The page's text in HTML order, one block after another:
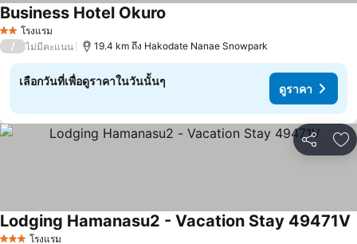
2 ดาวโรงแรม
Business Hotel Okuro
/ ไม่มีคะแนน 19.4 km ถึง Hakodate Nanae Snowpark
เลือกวันที่เพื่อดูราคาในวันนั้นๆ
ดูราคา
แชร์ เ
โรงแรม
Lodging Hamanasu2 - Vacation Stay 49471V